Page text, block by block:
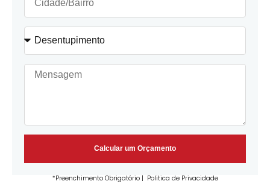
Calcular um Orçamento
*Preenchimento Obrigatório | Politica de Privacidade